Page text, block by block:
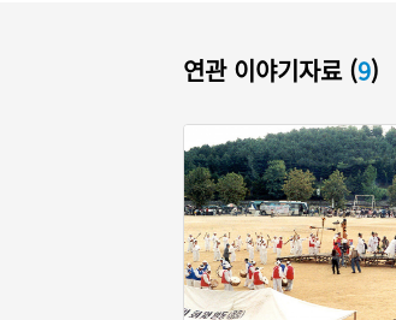
연관 이야기자료 (9)